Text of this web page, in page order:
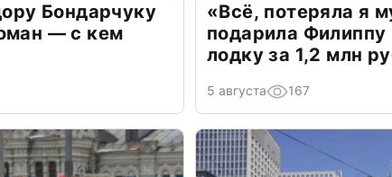
Бондарчуку
— с кем
«Всё, потеряла я
подарила
лодку за 1,2 млн
5 августа 167